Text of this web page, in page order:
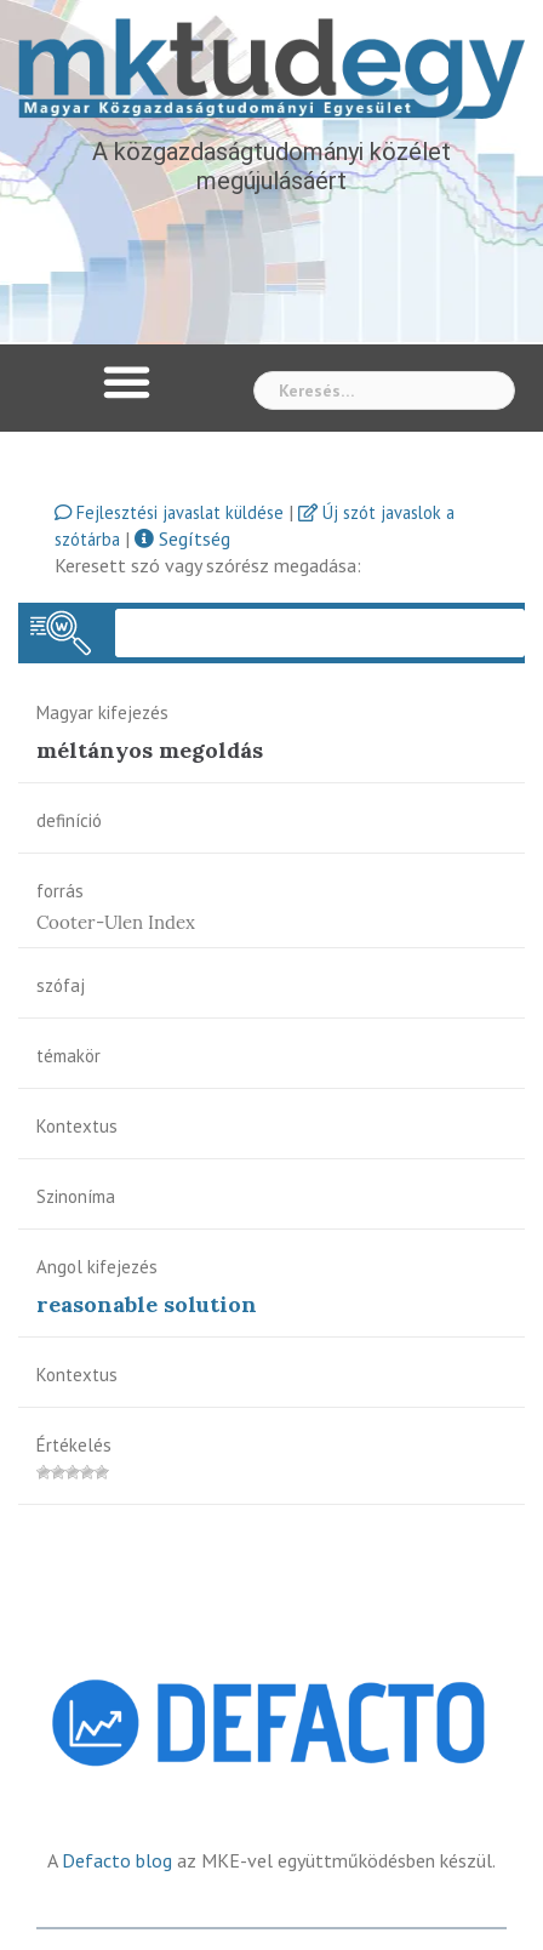
A közgazdaságtudományi közélet
megújulásáért
Fejlesztési javaslat küldése |
Új szót javaslok a
szótárba |
Segítség
Keresett szó vagy szórész megadása:
Magyar kifejezés
méltányos megoldás
definíció
forrás
Cooter-Ulen Index
szófaj
témakör
Kontextus
Szinoníma
Angol kifejezés
reasonable solution
Kontextus
Értékelés
A Defacto blog az MKE-vel együttműködésben készül.